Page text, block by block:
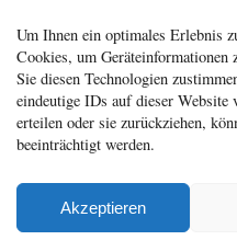
Um Ihnen ein optimales Erlebnis
Cookies, um Geräteinformationen
Sie diesen Technologien
eindeutige IDs auf dieser
erteilen oder sie zurückziehen,
beeinträchtigt werden.
Akzeptieren